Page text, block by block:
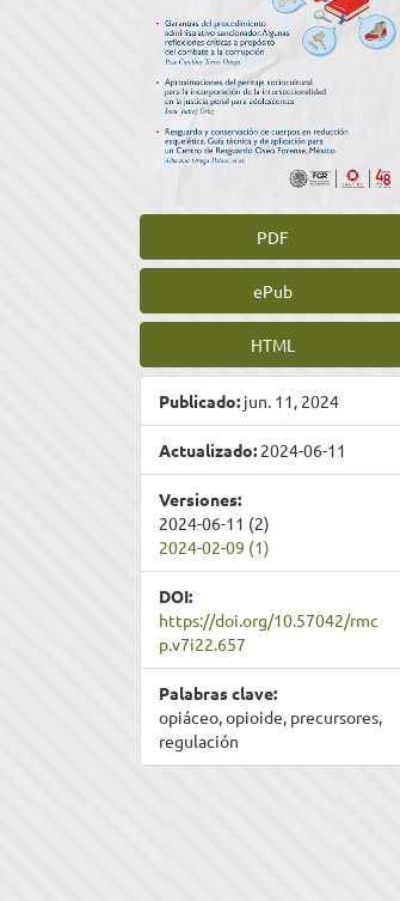
PDF
ePub
HTML
Publicado: jun. 11, 2024
Actualizado: 2024-06-11
Versiones:
2024-06-11 (2)
2024-02-09 (1)
DOI:
https://doi.org/10.57042/rmc
p.v7i22.657
Palabras clave:
opiáceo, opioide, precursores,
regulación